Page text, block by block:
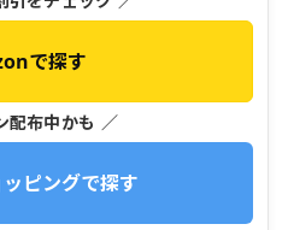
で探す
配布中かも ／
ピングで探す